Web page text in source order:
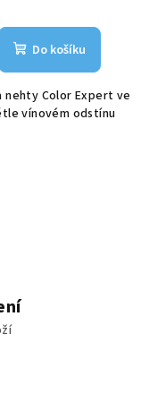
Do košíku
nehty Color Expert ve
vínovém odstínu